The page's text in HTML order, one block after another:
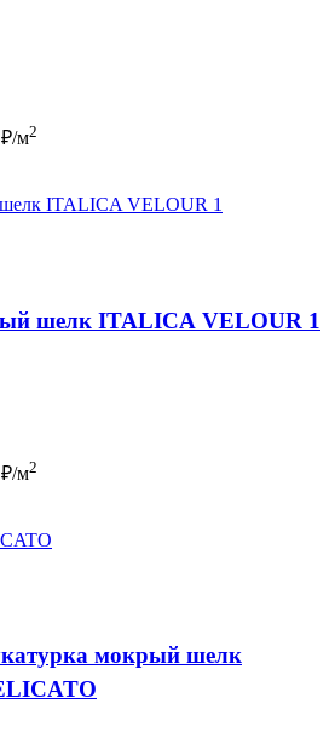
₽/м2
шелк ITALICA VELOUR 1
м2
мокрый шелк